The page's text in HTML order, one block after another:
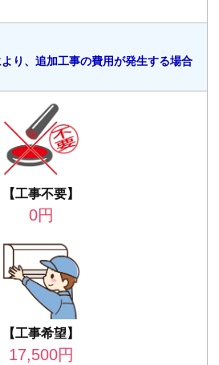
り、追加工事の費用が発生する場合
【工事不要】
0円
【工事希望】
17,500円